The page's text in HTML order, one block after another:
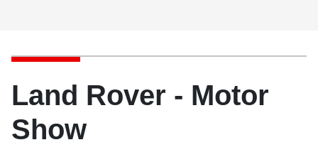
Land Rover - Motor
Show